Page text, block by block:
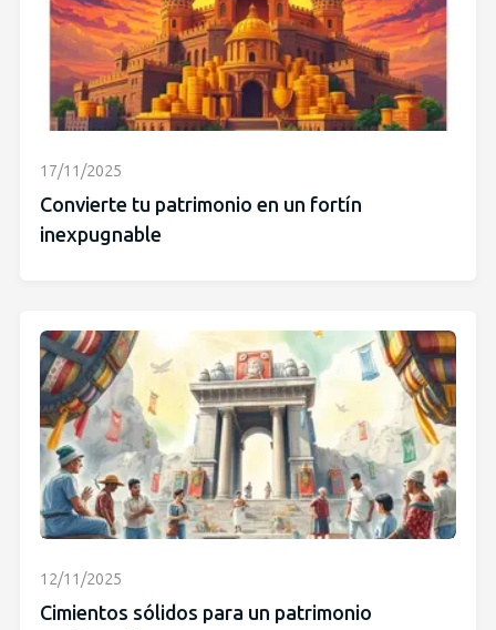
17/11/2025
Convierte tu patrimonio en un fortín
inexpugnable
12/11/2025
Cimientos sólidos para un patrimonio